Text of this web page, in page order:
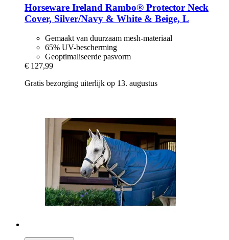
Horseware Ireland Rambo® Protector Neck
Cover, Silver/Navy & White & Beige, L
Gemaakt van duurzaam mesh-materiaal
65% UV-bescherming
Geoptimaliseerde pasvorm
€ 127,99
Gratis bezorging uiterlijk op 13. augustus